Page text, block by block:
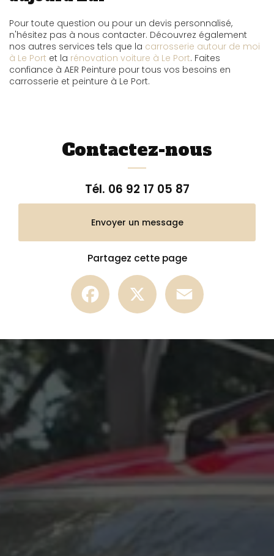
Pour toute question ou pour un devis personnalisé,
n'hésitez pas à nous contacter. Découvrez également
nos autres services tels que la carrosserie autour de moi
à Le Port et la rénovation voiture à Le Port. Faites
confiance à AER Peinture pour tous vos besoins en
carrosserie et peinture à Le Port.
Contactez-nous
Tél. 06 92 17 05 87
Envoyer un message
Partagez cette page
Facebook